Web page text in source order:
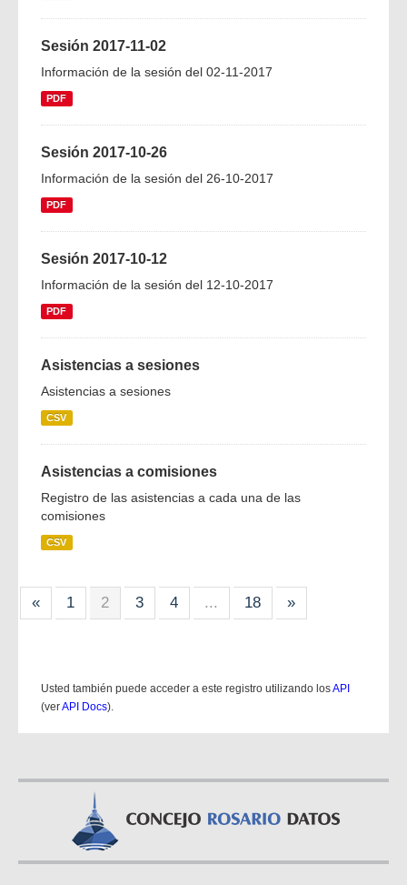
Sesión 2017-11-02
Información de la sesión del 02-11-2017
PDF
Sesión 2017-10-26
Información de la sesión del 26-10-2017
PDF
Sesión 2017-10-12
Información de la sesión del 12-10-2017
PDF
Asistencias a sesiones
Asistencias a sesiones
CSV
Asistencias a comisiones
Registro de las asistencias a cada una de las
comisiones
CSV
« 1 2 3 4 ... 18 »
Usted también puede acceder a este registro utilizando losAPI
(verAPI Docs).